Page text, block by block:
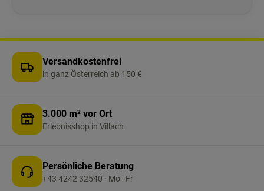
Versandkostenfrei
in ganz Österreich ab 150 €
3.000 m² vor Ort
Erlebnisshop in Villach
Persönliche Beratung
+43 4242 32540 · Mo–Fr